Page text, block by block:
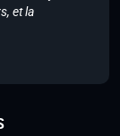
et la